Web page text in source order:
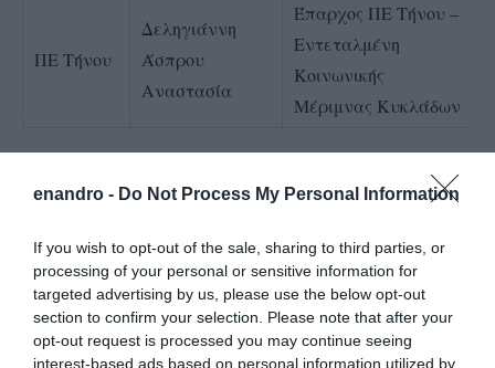
enandro - Do Not Process My Personal Information
If you wish to opt-out of the sale, sharing to third parties, or
processing of your personal or sensitive information for
targeted advertising by us, please use the below opt-out
section to confirm your selection. Please note that after your
opt-out request is processed you may continue seeing
interest-based ads based on personal information utilized by
ΠΕ Τήνου
Δεληγιάννη
Άσπρου
Αναστασία
Έπαρχος ΠΕ Τήνου –
Εντεταλμένη
Κοινωνικής
Μέριμνας Κυκλάδων